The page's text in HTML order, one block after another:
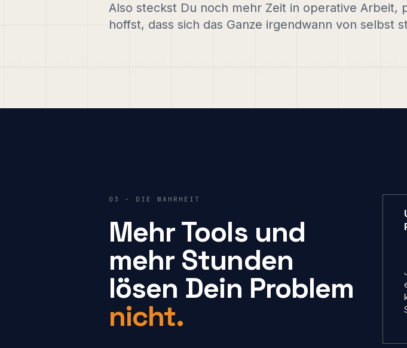
Also steckst Du noch mehr Zeit in operative Arbeit,
hoffst, dass sich das Ganze irgendwann von selbst
03 - DIE WAHRHEIT
Mehr Tools und
mehr Stunden
lösen Dein Problem
nicht.